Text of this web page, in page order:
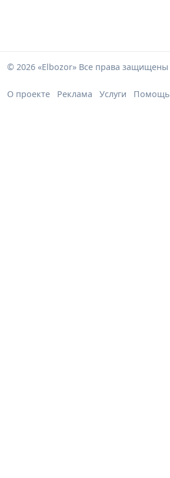
© 2026 «Elbozor» Все права защищены
О проекте Реклама Услуги Помощь